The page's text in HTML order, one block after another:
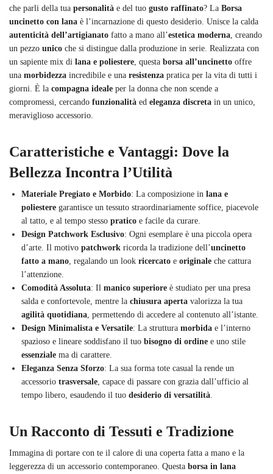
che parli della tua personalità e del tuo gusto raffinato? La Borsa
uncinetto con lana è l’incarnazione di questo desiderio. Unisce la calda
autenticità dell’artigianato fatto a mano all’estetica moderna , creando
un pezzo unico che si distingue dalla produzione in serie. Realizzata con
un sapiente mix di lana e poliestere , questa borsa all’uncinetto offre
una morbidezza incredibile e una resistenza pratica per la vita di tutti i
giorni. È la compagna ideale per la donna che non scende a
compromessi, cercando funzionalità ed eleganza discreta in un unico,
meraviglioso accessorio.
Caratteristiche e Vantaggi: Dove la
Bellezza Incontra l’Utilità
Materiale Pregiato e Morbido: La composizione in lana e
poliestere garantisce un tessuto straordinariamente soffice, piacevole
al tatto, e al tempo stesso pratico e facile da curare.
Design Patchwork Esclusivo: Ogni esemplare è una piccola opera
d’arte. Il motivo patchwork ricorda la tradizione dell’uncinetto
fatto a mano , regalando un look ricercato e originale che cattura
l’attenzione.
Comodità Assoluta: Il manico superiore è studiato per una presa
salda e confortevole, mentre la chiusura aperta valorizza la tua
agilità quotidiana , permettendo di accedere al contenuto all’istante.
Design Minimalista e Versatile: La struttura morbida e l’interno
spazioso e lineare soddisfano il tuo bisogno di ordine e uno stile
essenziale ma di carattere.
Eleganza Senza Sforzo: La sua forma tote casual la rende un
accessorio trasversale , capace di passare con grazia dall’ufficio al
tempo libero, esaudendo il tuo desiderio di versatilità
Un Racconto di Tessuti e Tradizione
Immagina di portare con te il calore di una coperta fatta a mano e la
leggerezza di un accessorio contemporaneo. Questa borsa in lana